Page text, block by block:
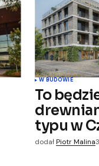
W BUDOWIE
To
typu w
dodał Piotr Malina